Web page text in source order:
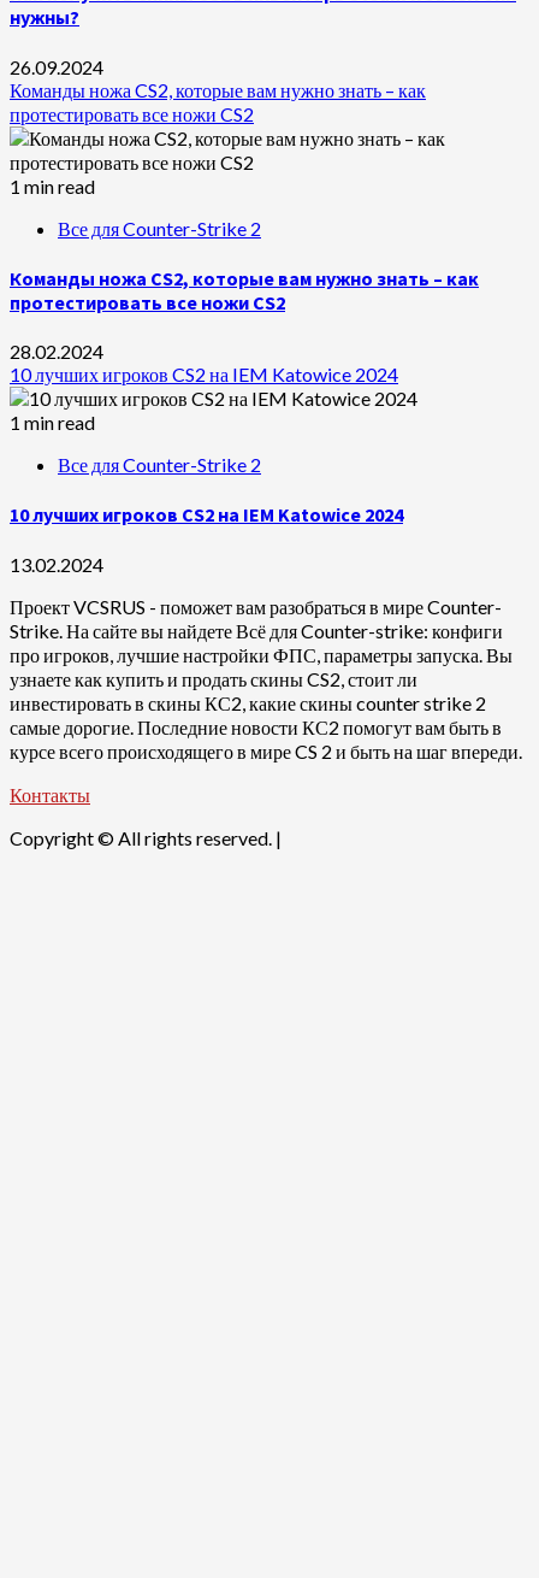
нужны?
26.09.2024
Команды ножа CS2, которые вам нужно знать – как
протестировать все ножи CS2
1 min read
Все для Counter-Strike 2
Команды ножа CS2, которые вам нужно знать – как
протестировать все ножи CS2
28.02.2024
10 лучших игроков CS2 на IEM Katowice 2024
1 min read
Все для Counter-Strike 2
10 лучших игроков CS2 на IEM Katowice 2024
13.02.2024
Проект VCSRUS - поможет вам разобраться в мире Counter-
Strike. На сайте вы найдете Всё для Counter-strike: конфиги
про игроков, лучшие настройки ФПС, параметры запуска. Вы
узнаете как купить и продать скины CS2, стоит ли
инвестировать в скины КС2, какие скины counter strike 2
самые дорогие. Последние новости КС2 помогут вам быть в
курсе всего происходящего в мире CS 2 и быть на шаг впереди.
Контакты
Copyright © All rights reserved. |